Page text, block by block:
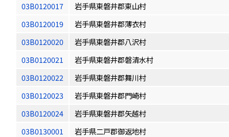
03B0120017
岩手県東磐井郡東山村
03B0120019
岩手県東磐井郡薄衣村
03B0120020
岩手県東磐井郡八沢村
03B0120021
岩手県東磐井郡磐清水村
03B0120022
岩手県東磐井郡舞川村
03B0120023
岩手県東磐井郡門崎村
03B0120024
岩手県東磐井郡矢越村
03B0130001
岩手県二戸郡御返地村